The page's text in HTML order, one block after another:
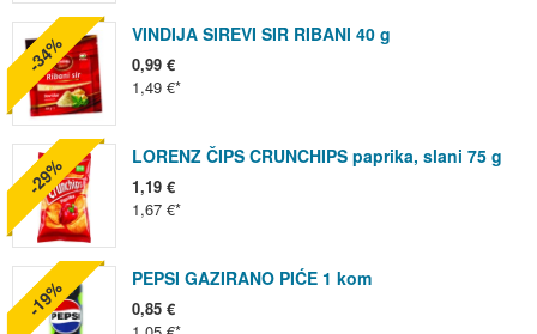
VINDIJA SIREVI SIR RIBANI 40 g
0,99 €
1,49 €
-34%
LORENZ ČIPS CRUNCHIPS paprika, slani 75 g
1,19 €
1,67 €
-29%
PEPSI GAZIRANO PIĆE 1 kom
0,85 €
-19%